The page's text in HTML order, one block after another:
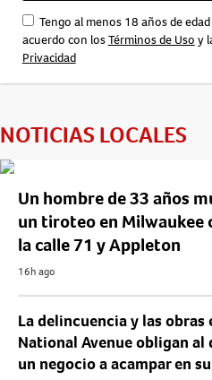
Tengo al menos 18 años de
acuerdo con losTérminos de Uso y
Privacidad
NOTICIAS LOCALES
Un hombre de 33 años
un tiroteo en Milwaukee
la calle 71 y Appleton
16h ago
La delincuencia y las obras
National Avenue obligan al
un negocio a acampar en